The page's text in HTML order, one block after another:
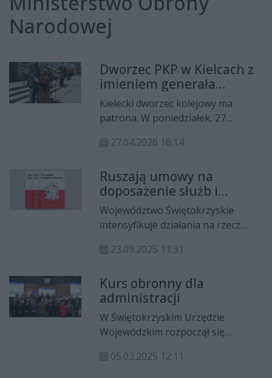
Narodowej
Dworzec PKP w Kielcach z
imieniem generała
Franciszka Kamińskiego.
Historia wyszła na peron
Kielecki dworzec kolejowy ma
patrona. W poniedziałek, 27
imię generała Franciszka
Chłopskich, bohatera Polskiego
Państwa Podziemnego i jednej z
najważniejszych postaci ruchu
ludowego. Inicjatorem
przedsięwzięcia był europoseł
Adam Jarubas, a w uroczystości
dla której ten dzień miał wymiar
szczególnie osobisty.
27.04.2026 16:14
Ruszają umowy na
doposażenie służb i
zwiększenie
bezpieczeństwa
mieszkańców
Województwo Świętokrzyskie
intensyfikuje działania na rzecz
społeczności. Podczas dzisiejszej
m.in. Wojewody Świętokrzyskiego
Józefa Bryka oraz Roberta Sabata,
dyrektora Wydziału
Bezpieczeństwa i Zarządzania
Kryzysowego, poinformowano o
rozpoczęciu podpisywania umów z
23.09.2025 11:31
Kurs obronny dla
administracji
W Świętokrzyskim Urzędzie
Wojewódzkim rozpoczął się
dla pracowników administracji
05.03.2025 12:11